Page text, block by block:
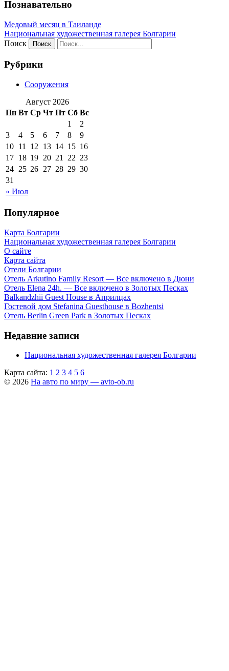
Познавательно
Медовый месяц в Таиланде
Национальная художественная галерея Болгарии
Поиск
Рубрики
Сооружения
Август 2026
Пн Вт Ср Чт Пт Сб Вс
« Июл
1
2
3
4 5 6 7 8
9
10 11 12 13 14 15 16
17 18 19 20 21 22 23
24 25 26 27 28 29 30
31
Популярное
Карта Болгарии
Национальная художественная галерея Болгарии
О сайте
Карта сайта
Отели Болгарии
Отель Arkutino Family Resort — Все включено в Дюни
Отель Elena 24h. — Все включено в Золотых Песках
Balkandzhii Guest House в Априлцах
Гостевой дом Stefanina Guesthouse в Bozhentsi
Отель Berlin Green Park в Золотых Песках
Недавние записи
Национальная художественная галерея Болгарии
Карта сайта: 1 2 3 4 5 6
© 2026 На авто по миру — avto-ob.ru